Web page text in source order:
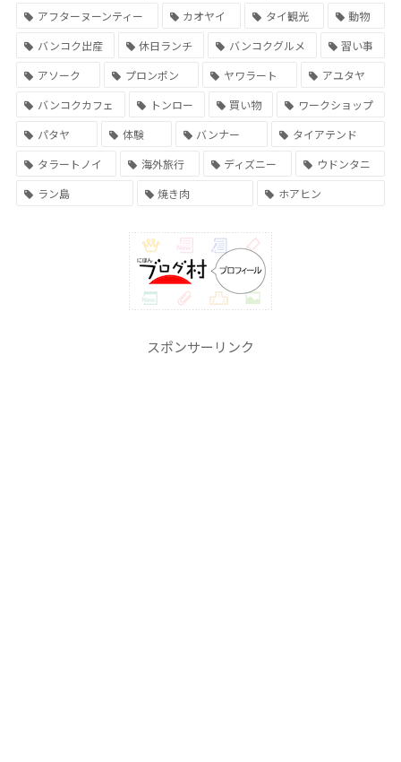
アフターヌーンティー
カオヤイ タイ観光
動物
バンコク出産
休日ランチ バンコクグルメ
習い事
アソーク
プロンポン ヤワラート
アユタヤ
バンコクカフェ
トンロー 買い物
ワークショップ
パタヤ
体験 バンナー
タイアテンド
タラートノイ
海外旅行 ディズニー
ウドンタニ
ラン島
焼き肉 ホアヒン
スポンサーリンク